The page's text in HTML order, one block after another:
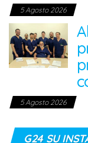
5 Agosto 2026
5 Agosto 2026
G24 SU